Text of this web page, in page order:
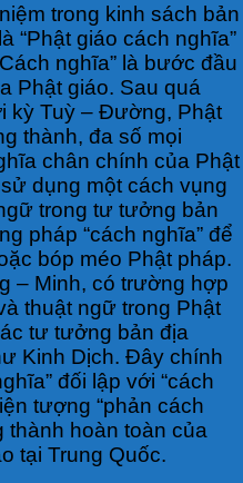
trong kinh sách bản
“Phật giáo cách nghĩa”
nghĩa” là bước đầu
Phật giáo. Sau quá
kỳ Tuỳ – Đường, Phật
thành, đa số mọi
chân chính của Phật
dụng một cách vụng
trong tư tưởng bản
pháp “cách nghĩa” để
bóp méo Phật pháp.
– Minh, có trường hợp
thuật ngữ trong Phật
tư tưởng bản địa
Kinh Dịch. Đây chính
đối lập với “cách
tượng “phản cách
thành hoàn toàn của
tại Trung Quốc.